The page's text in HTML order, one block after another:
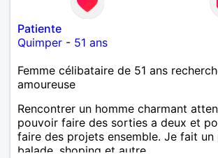
Patiente
Quimper - 51 ans
Femme célibataire de 51 ans
amoureuse
Rencontrer un homme charmant
pouvoir faire des sorties a deux et
faire des projets ensemble. Je fait un
balade, shoping et autre.